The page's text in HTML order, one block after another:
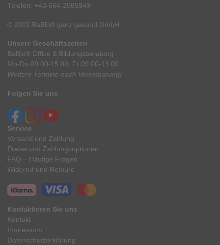
Telefon: +43-664-2585949
© 2022 BaBlü® ganz gesund GmbH
Unsere Geschäftszeiten
BaBlü® Office & Bildungsberatung:
Mo-Do 09.00-15.00, Fr 09.00-13.00
Weitere Termine nach Vereinbarung!
Folgen Sie uns
Service
Versand und Zahlung
Preise und Zahlungsoptionen
FAQ – Häufige Fragen
Widerruf und Retoure
Kontaktieren Sie uns
Kontakt
Impressum
Datenschutzerklärung